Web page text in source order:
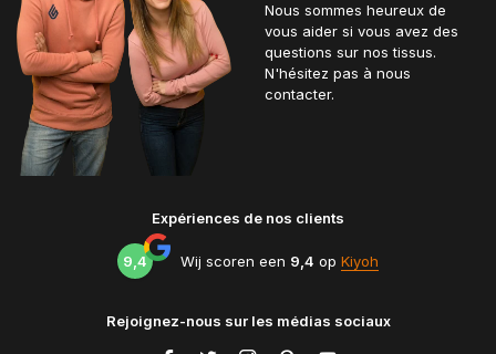
Nous sommes heureux de
vous aider si vous avez des
questions sur nos tissus.
N'hésitez pas à nous
contacter.
Expériences de nos clients
9,4 Wij scoren een 9,4 op Kiyoh
Rejoignez-nous sur les médias sociaux